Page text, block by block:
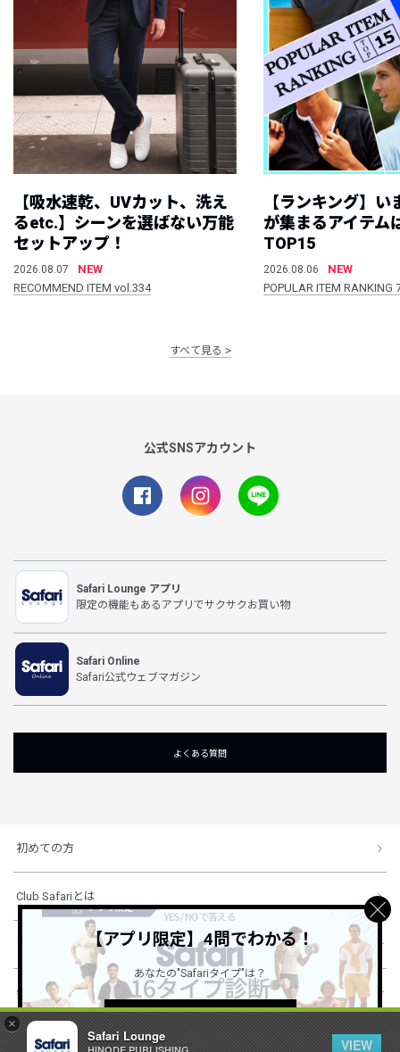
×
Safari Lounge
VIEW
【吸水速乾、UVカット、洗え
るetc.】シーンを選ばない万能
セットアップ！
2026.08.07
NEW
RECOMMEND ITEM vol.334
【ランキング】
が集まるアイテム
TOP15
2026.08.06
NEW
POPULAR ITEM
すべて見る
公式SNSアカウント
Safari Lounge アプリ
限定の機能もあるアプリでサクサクお買い物
Safari Online
Safari公式ウェブマガジン
よくある質問
初めての方
Club Safariとは
ショッピングガイド
会社概要・規約
【アプリ限定】4問でわかる！
あなたの"Safariタイプ"は？
詳しくはこちら ＞